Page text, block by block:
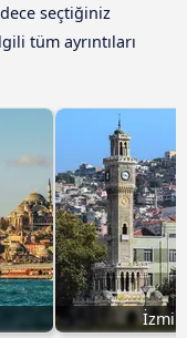
seçtiğiniz
tüm ayrıntıları
İzmir